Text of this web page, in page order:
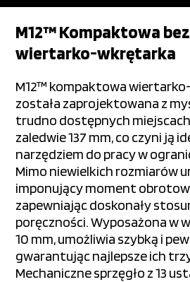
M12™ Kompaktowa
wiertarko-wkrętarka
M12™ kompaktowa
została zaprojektowana z
trudno dostępnych
zaledwie 137 mm, co czyni ją
narzędziem do pracy w
Mimo niewielkich rozmiarów
imponujący moment
zapewniając doskonały
poręczności. Wyposażona w
10 mm, umożliwia szybką i
gwarantując najlepsze ich
Mechaniczne sprzęgło z 13